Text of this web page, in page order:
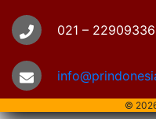
021 – 22909336
©